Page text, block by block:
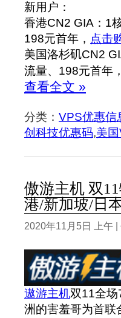
新用户：
香港CN2 GIA：1
198元首年， 点击
美国洛杉矶CN2
流量、198元首年，
查看全文 »
分类： VPS优惠信
创科技优惠码,美
傲游主机 双
港/新加坡/日
2020年11月5日 上午
遨游主机双11全
洲的害羞哥为首联